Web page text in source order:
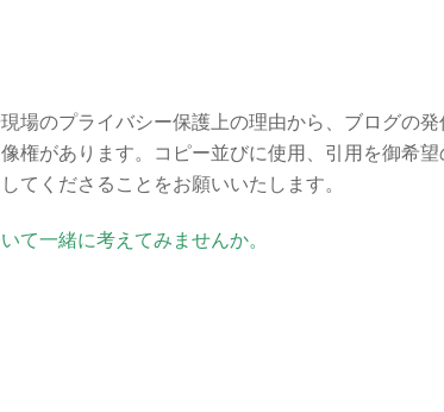
場のプライバシー保護上の理由から、ブログの
権があります。コピー並びに使用、引用を御希
てくださることをお願いいたします。
て一緒に考えてみませんか。